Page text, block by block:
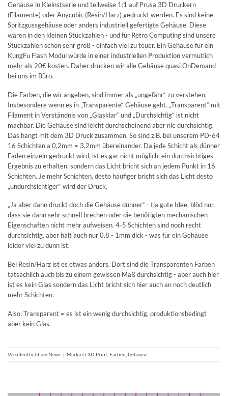
Gehäuse in Kleinstserie und teilweise 1:1 auf Prusa 3D Druckern
(Filamente) oder Anycubic (Resin/Harz) gedruckt werden. Es sind keine
Spritzgussgehäuse oder anders industriell gefertigte Gehäuse. Diese
wären in den kleinen Stückzahlen - und für Retro Computing sind unsere
Stückzahlen schon sehr groß - einfach viel zu teuer. Ein Gehäuse für ein
KungFu Flash Modul würde in einer industriellen Produktion vermutlich
mehr als 20€ kosten. Daher drucken wir alle Gehäuse quasi OnDemand
bei uns im Büro.
Die Farben, die wir angeben, sind immer als „ungefähr“ zu verstehen.
Insbesondere wenn es in „Transparente“ Gehäuse geht. „Transparent“ mit
Filament in Verständnis von „Glasklar“ und „Durchsichtig“ ist nicht
machbar. Die Gehäuse sind leicht durchscheinend aber nie durchsichtig.
Das hängt mit dem 3D Druck zusammen. So sind z.B. bei unserem PD-64
16 Schichten a 0,2mm = 3,2mm übereinander. Da jede Schicht als dünner
Faden einzeln gedruckt wird, ist es gar nicht möglich, ein durchsichtiges
Ergebnis zu erhalten, sondern das Licht bricht sich an jedem Punkt in 16
Schichten. Je mehr Schichten, desto häufiger bricht sich das Licht desto
„undurchsichtiger“ wird der Druck.
„Ja aber dann druckt doch die Gehäuse dünner“ - tja gute Idee, blöd nur,
dass sie dann sehr schnell brechen oder die benötigten mechanischen
Eigenschaften nicht mehr aufweisen. 4-5 Schichten sind noch recht
durchsichtig, aber halt auch nur 0.8 - 1mm dick - was für ein Gehäuse
leider viel zu dünn ist.
Bei Resin/Harz ist es etwas anders. Dort sind die Transparenten Farben
tatsächlich auch bis zu einem gewissen Maß durchsichtig - aber auch hier
ist es kein Glas sondern das Licht bricht sich hier auch an noch deutlich
mehr Schichten.
Also: Transparent = es ist ein wenig durchsichtig, produktionsbedingt
aber kein Glas.
Veröffentlicht amNews | Markiert3D Print Farben Gehäuse